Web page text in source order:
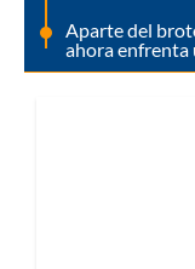
Aparte del
ahora enfrenta